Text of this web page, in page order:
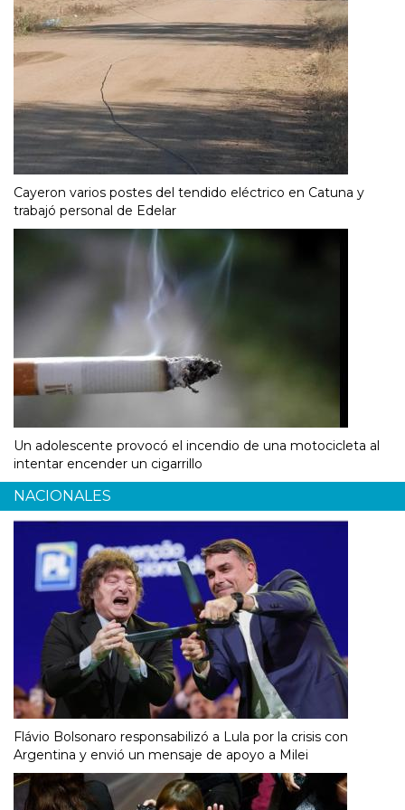
Cayeron varios postes del tendido eléctrico en Catuna y
trabajó personal de Edelar
Un adolescente provocó el incendio de una motocicleta al
intentar encender un cigarrillo
NACIONALES
Flávio Bolsonaro responsabilizó a Lula por la crisis con
Argentina y envió un mensaje de apoyo a Milei